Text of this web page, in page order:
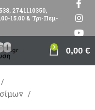
2741110350,
15.00 & Τρι-Πεμ-
0 0,00 €